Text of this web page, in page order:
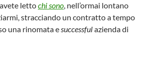
lettochi sono, nell’ormai lontano
stracciando un contratto a tempo
una rinomata esuccessfulazienda di